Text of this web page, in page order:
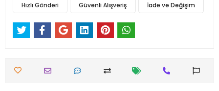
Hızlı Gönderi Güvenli Alışveriş İade ve Değişim